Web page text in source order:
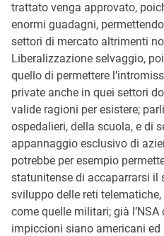
trattato venga approvato,
enormi guadagni,
settori di mercato altrimenti
Liberalizzazione selvaggio,
quello di permettere
private anche in quei settori
valide ragioni per esistere;
ospedalieri, della scuola, e di
appannaggio esclusivo di
potrebbe per esempio
statunitense di accaparrarsi il
sviluppo delle reti
come quelle militari; già
impiccioni siano americani ed